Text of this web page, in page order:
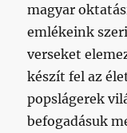
magyar
emlékeink
verseket
készít fel az
popslágerek
befogadásuk